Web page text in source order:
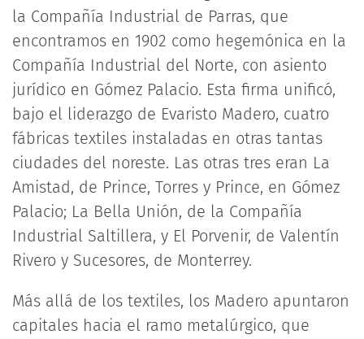
la Compañía Industrial de Parras, que
encontramos en 1902 como hegemónica en la
Compañía Industrial del Norte, con asiento
jurídico en Gómez Palacio. Esta firma unificó,
bajo el liderazgo de Evaristo Madero, cuatro
fábricas textiles instaladas en otras tantas
ciudades del noreste. Las otras tres eran La
Amistad, de Prince, Torres y Prince, en Gómez
Palacio; La Bella Unión, de la Compañía
Industrial Saltillera, y El Porvenir, de Valentín
Rivero y Sucesores, de Monterrey.
Más allá de los textiles, los Madero apuntaron
capitales hacia el ramo metalúrgico, que